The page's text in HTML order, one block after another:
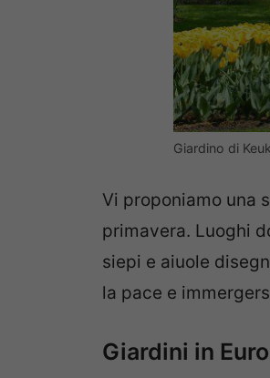
Giardino di
Vi proponiamo una
primavera. Luoghi
siepi e aiuole
la pace e
Giardini in